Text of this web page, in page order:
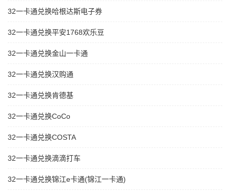
32一卡通兑换哈根达斯电子券
32一卡通兑换平安1768欢乐豆
32一卡通兑换金山一卡通
32一卡通兑换汉购通
32一卡通兑换肯德基
32一卡通兑换CoCo
32一卡通兑换COSTA
32一卡通兑换滴滴打车
32一卡通兑换锦江e卡通(锦江一卡通)